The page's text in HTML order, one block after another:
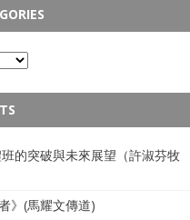
的突破與未來展望（許淑芬牧
》(馬耀文傳道)